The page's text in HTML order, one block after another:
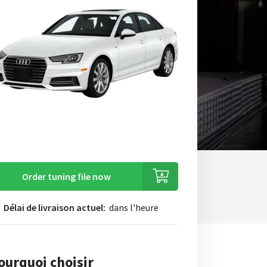
Order tuning file now
Délai de livraison actuel: dans l'heure
choisir